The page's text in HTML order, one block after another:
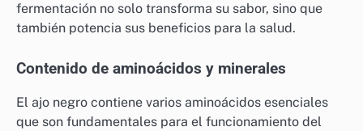
fermentación no solo transforma su sabor, sino que
también potencia sus beneficios para la salud.
Contenido de aminoácidos y minerales
El ajo negro contiene varios aminoácidos esenciales
que son fundamentales para el funcionamiento del